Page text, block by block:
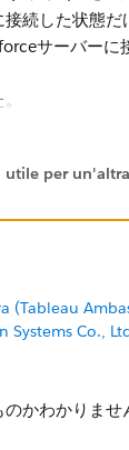
続した状態だ
サーバー
サーバー」では
utile per
(Tableau
Systems Co.,
かわかりませ